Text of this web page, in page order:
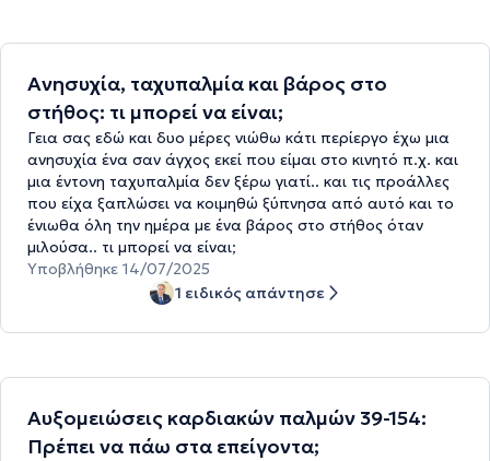
Ανησυχία, ταχυπαλμία και βάρος στο
στήθος: τι μπορεί να είναι;
Γεια σας εδώ και δυο μέρες νιώθω κάτι περίεργο έχω μια
ανησυχία ένα σαν άγχος εκεί που είμαι στο κινητό π.χ. και
μια έντονη ταχυπαλμία δεν ξέρω γιατί.. και τις προάλλες
που είχα ξαπλώσει να κοιμηθώ ξύπνησα από αυτό και το
ένιωθα όλη την ημέρα με ένα βάρος στο στήθος όταν
μιλούσα.. τι μπορεί να είναι;
Υποβλήθηκε 14/07/2025
1 ειδικός απάντησε
Αυξομειώσεις καρδιακών παλμών 39-154:
Πρέπει να πάω στα επείγοντα;